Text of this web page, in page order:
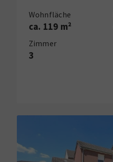
Wohnfläche
ca. 119 m²
Zimmer
3